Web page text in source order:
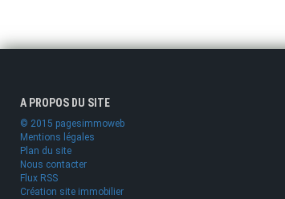
A PROPOS DU SITE
© 2015 pagesimmoweb
Mentions légales
Plan du site
Nous contacter
Flux RSS
Création site immobilier